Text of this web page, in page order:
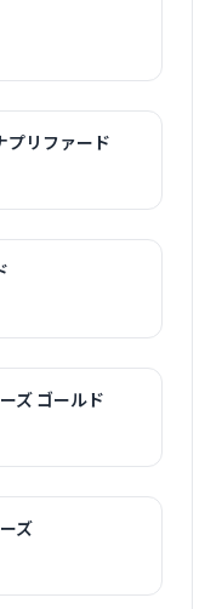
プリファード
ズ ゴールド
ズ